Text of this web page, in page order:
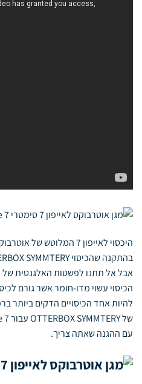
היכסוי לאייפון 7
להיות אחד הכיסויים הדקים ביותר
עם ההגנה שאתה צריך.